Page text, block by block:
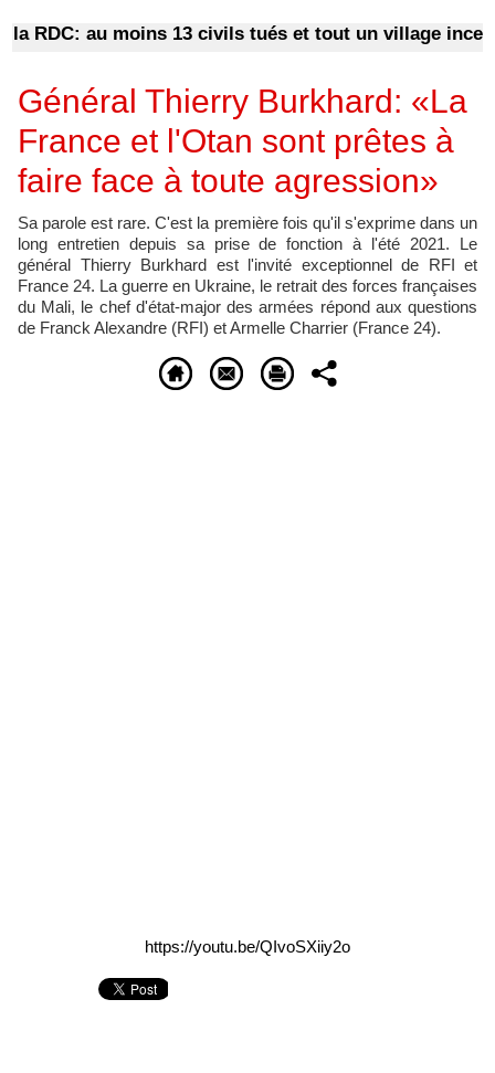
RDC: au moins 13 civils tués et tout un village
Général Thierry Burkhard: «La
France et l'Otan sont prêtes à
faire face à toute agression»
Sa parole est rare. C'est la première fois qu'il s'exprime dans un
long entretien depuis sa prise de fonction à l'été 2021. Le
général Thierry Burkhard est l'invité exceptionnel de RFI et
France 24. La guerre en Ukraine, le retrait des forces françaises
du Mali, le chef d'état-major des armées répond aux questions
de Franck Alexandre (RFI) et Armelle Charrier (France 24).
https://youtu.be/QIvoSXiiy2o